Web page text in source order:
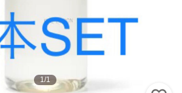
1/1